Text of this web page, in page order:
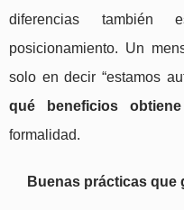
diferencias también
posicionamiento. Un
solo en decir “estamos
qué beneficios
formalidad.
Buenas prácticas que